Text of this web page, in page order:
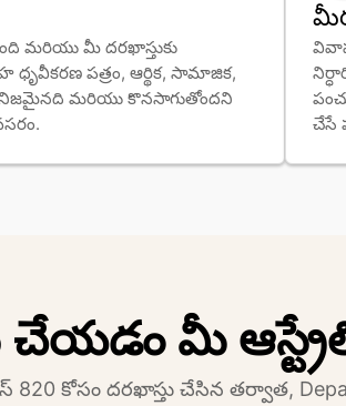
మరియు మీ దరఖాస్తుకు
ధృవీకరణ పత్రం, ఆర్థిక, సామాజిక,
నిజమైనది మరియు కొనసాగుతోందని
చేసే
మీ